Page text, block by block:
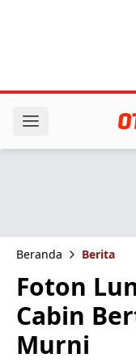
Beranda Berita
Foton
Cabin
Murni